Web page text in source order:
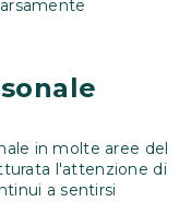
in molte aree del
l'attenzione di
a sentirsi